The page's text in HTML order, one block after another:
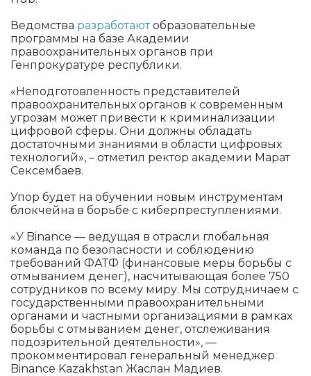
Ведомства разработаютобразовательные
программы на базе Академии
правоохранительных органов при
Генпрокуратуре республики.
«Неподготовленность представителей
правоохранительных органов к современным
угрозам может привести к криминализации
цифровой сферы. Они должны обладать
достаточными знаниями в области цифровых
технологий», – отметил ректор академии Марат
Сексембаев.
Упор будет на обучении новым инструментам
блокчейна в борьбе с киберпреступлениями.
«У Binance — ведущая в отрасли глобальная
команда по безопасности и соблюдению
требований ФАТФ (финансовые меры борьбы с
отмыванием денег), насчитывающая более 750
сотрудников по всему миру. Мы сотрудничаем с
государственными правоохранительными
органами и частными организациями в рамках
борьбы с отмыванием денег, отслеживания
подозрительной деятельности», —
прокомментировал генеральный менеджер
Binance Kazakhstan Жаслан Мадиев.